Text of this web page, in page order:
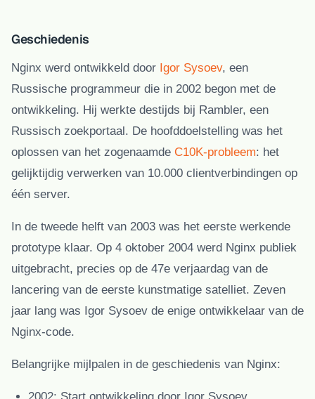
Geschiedenis
Nginx werd ontwikkeld door Igor Sysoev, een
Russische programmeur die in 2002 begon met de
ontwikkeling. Hij werkte destijds bij Rambler, een
Russisch zoekportaal. De hoofddoelstelling was het
oplossen van het zogenaamde C10K-probleem: het
gelijktijdig verwerken van 10.000 clientverbindingen op
één server.
In de tweede helft van 2003 was het eerste werkende
prototype klaar. Op 4 oktober 2004 werd Nginx publiek
uitgebracht, precies op de 47e verjaardag van de
lancering van de eerste kunstmatige satelliet. Zeven
jaar lang was Igor Sysoev de enige ontwikkelaar van de
Nginx-code.
Belangrijke mijlpalen in de geschiedenis van Nginx:
2002: Start ontwikkeling door Igor Sysoev